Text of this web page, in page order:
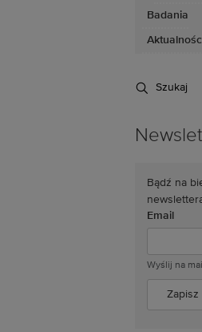
Badania
Szukaj
Bądź na
Email
Wyślij na